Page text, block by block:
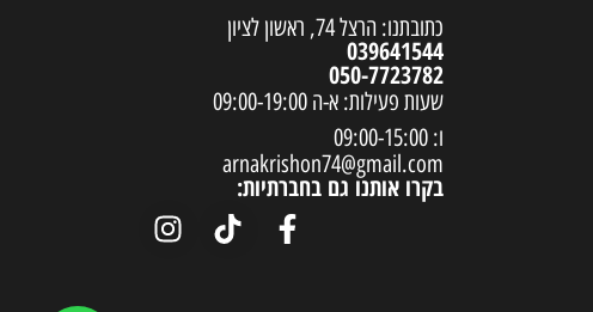
כתובתנו: הרצל 74, ראשון לציון
039641544
050-7723782
שעות פעילות: א-ה 09:00-19:00
ו: 09:00-15:00
arnakrishon74@gmail.com
בקרו אותנו גם בחברתיות: